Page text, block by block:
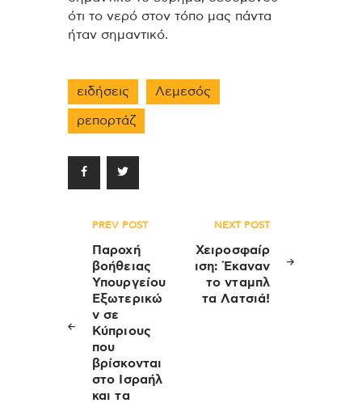
ότι το νερό στον τόπο μας πάντα
ήταν σημαντικό.
ειδήσεις Λεμεσός
ρεπορτάζ
Πλοήγηση
άρθρων
PREV POST
Παροχή
βοήθειας
Υπουργείου
Εξωτερικώ
ν σε
Κύπριους
που
βρίσκονται
στο Ισραήλ
και τα
NEXT POST
Χειροσφαίρ
ιση: Έκαναν
το νταμπλ
τα Λατσιά!